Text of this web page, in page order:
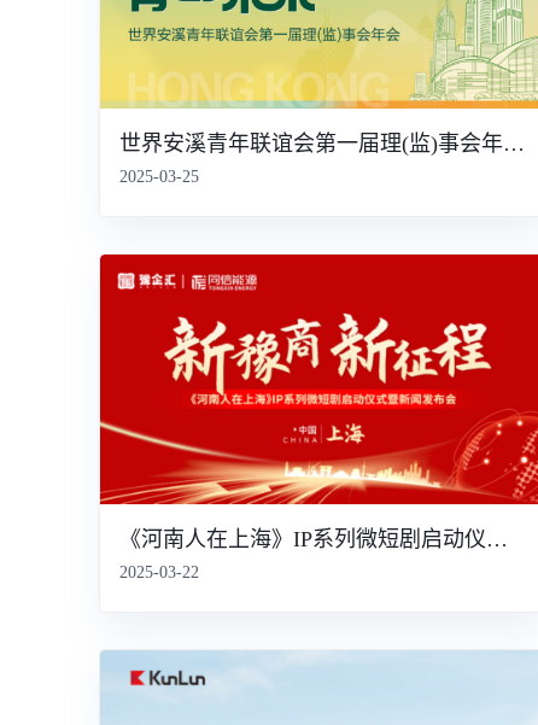
世界安溪青年联谊会第一届理(监)事会年会暨香港行
2025-03-25
《河南人在上海》IP系列微短剧启动仪式暨新闻发布会
2025-03-22